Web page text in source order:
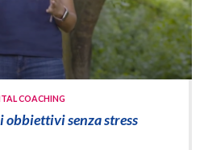
COACHING
obbiettivi senza stress